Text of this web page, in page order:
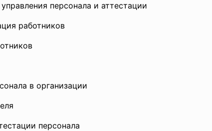
персонала и аттестации
работников
в организации
персонала